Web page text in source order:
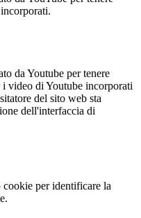
da Youtube per tenere
i video di Youtube incorporati
del sito web sta
dell'interfaccia di
per identificare la